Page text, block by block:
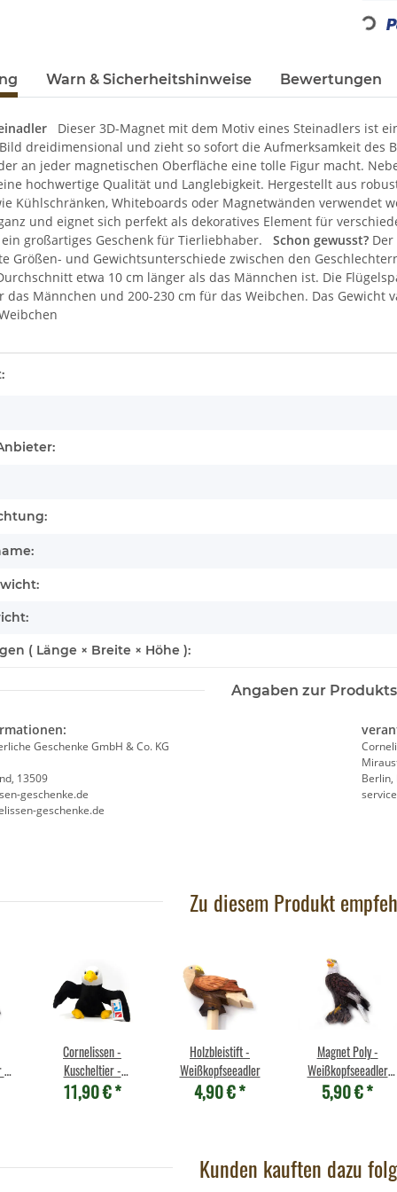
Loading...
Warn & Sicherheitshinweise Bewertungen
Dieser 3D-Magnet mit dem Motiv eines Steinadlers ist
dreidimensional und zieht so sofort die Aufmerksamkeit des
an jeder magnetischen Oberfläche eine tolle Figur macht.
hochwertige Qualität und Langlebigkeit. Hergestellt aus
Kühlschränken, Whiteboards oder Magnetwänden verwendet
und eignet sich perfekt als dekoratives Element für
großartiges Geschenk für Tierliebhaber. Schon gewusst?
Größen- und Gewichtsunterschiede zwischen den
etwa 10 cm länger als das Männchen ist. Die
das Männchen und 200-230 cm für das Weibchen. Das
( Länge × Breite × Höhe ):
Angaben zur
Geschenke GmbH & Co. KG
13509
geschenke.de
geschenke.de
Berlin,
Zu diesem Produkt
-
Cornelissen -
Kuscheltier -
Weißkopfseeadler
schwarz
11,90 €*
Holzbleistift -
Weißkopfseeadler
4,90 €*
Magnet Poly -
Weißkopfseeadler
Schrei
5,90 €*
Kunden kauften dazu
Brixies Baustein Kuh Brixies